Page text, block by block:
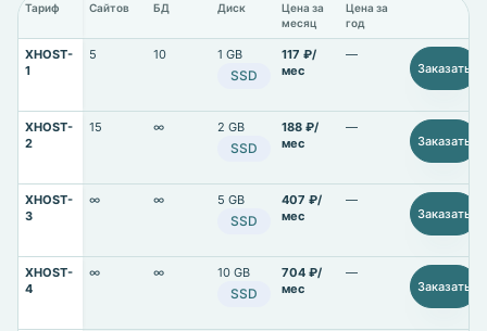
Тариф Сайтов БД Диск
Цена за
месяц
Цена за
год
XHOST-
1
5 10 1 GB
SSD
117 ₽/
мес
—
Заказать
XHOST-
2
15 ∞ 2 GB
SSD
188 ₽/
мес
—
Заказать
XHOST-
3
∞ ∞ 5 GB
SSD
407 ₽/
мес
—
Заказать
XHOST-
4
∞ ∞ 10 GB
SSD
704 ₽/
мес
—
Заказать